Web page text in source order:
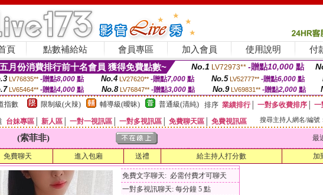
頁 點數補給站 會員專區 加入會員 使用說明 付
月份消費排行前十名會員 獲得免費點數~ No.1 LV72973** -贈點10,000 點
LV76835** -贈點8,000點 No.4 LV27620** -贈點7,000點 No.5 LV52777** -贈點6,000點
LV65464** -贈點4,000 點 No.8 LV76847** -贈點3,000 點 No.9 LV69831** -贈點2,000點
指數
限制級(火辣) 輔導級(曖昧) 普通級(清純) 排序 業績排行│ 一對多收費排序
一
台妹專區 新人區 一對一視訊區 一對多視訊區 免費聊天區 免費視訊區 搜尋主持人網名/編號：
(索菲非) 最
免費聊天 進入包廂 送禮 給主持人打分數 加
免費文字聊天: 必需付費才可聊天
一對多視訊聊天: 每分鐘 5 點